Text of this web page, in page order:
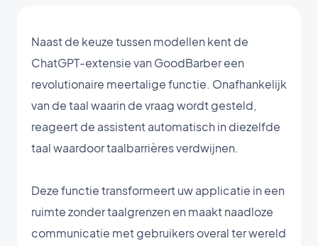
Naast de keuze tussen modellen kent de
ChatGPT-extensie van GoodBarber een
revolutionaire meertalige functie. Onafhankelijk
van de taal waarin de vraag wordt gesteld,
reageert de assistent automatisch in diezelfde
taal waardoor taalbarrières verdwijnen.
Deze functie transformeert uw applicatie in een
ruimte zonder taalgrenzen en maakt naadloze
communicatie met gebruikers overal ter wereld